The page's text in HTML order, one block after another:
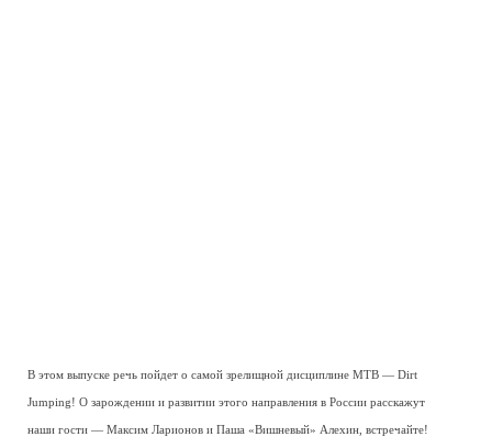
В этом выпуске речь пойдет о самой зрелищной дисциплине MTB — Dirt
Jumping! О зарождении и развитии этого направления в России расскажут
наши гости — Максим Ларионов и Паша «Вишневый» Алехин, встречайте!